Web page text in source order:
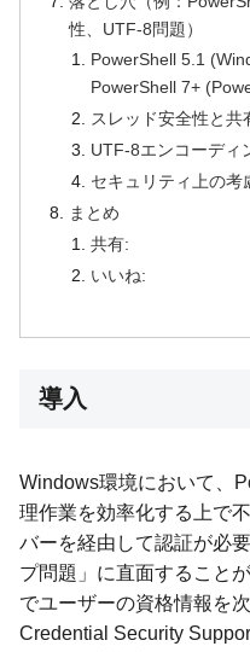
性、UTF-8問題）
PowerShell 5.1
PowerShell 7+
スレッド安全性と共
UTF-8エンコーディ
セキュリティ上の考
まとめ
共有:
いいね:
導入
Windows環境において、
理作業を効率化する上で
バーを経由して認証が必
プ問題」に直面すること
でユーザーの資格情報を
Credential Security